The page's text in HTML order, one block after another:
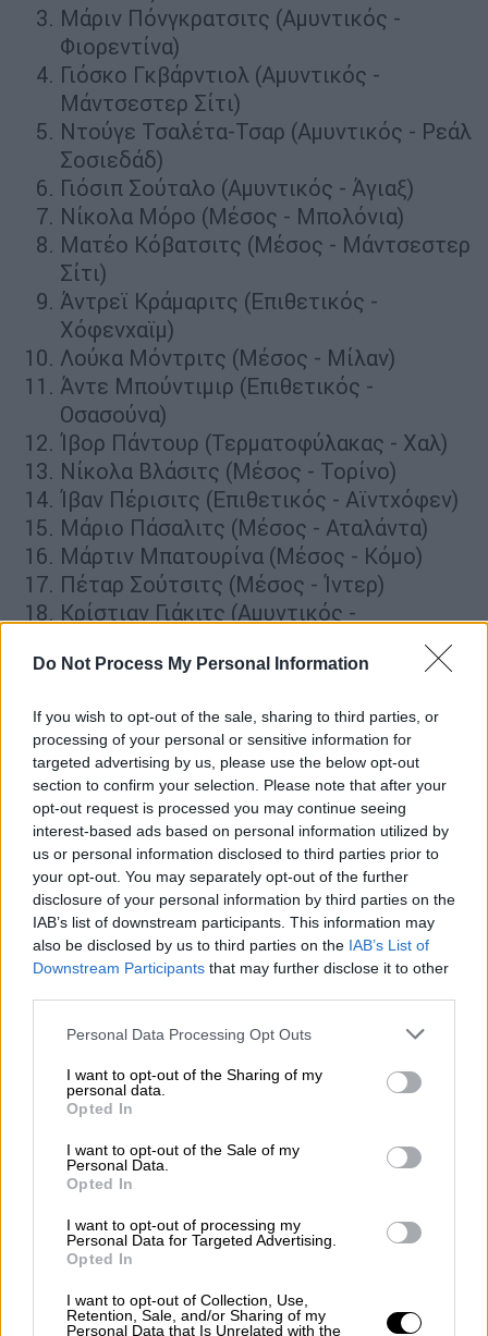
Do Not Process My Personal Information
If you wish to opt-out of the sale, sharing to third parties, or
processing of your personal or sensitive information for
targeted advertising by us, please use the below opt-out
section to confirm your selection. Please note that after your
opt-out request is processed you may continue seeing
interest-based ads based on personal information utilized by
us or personal information disclosed to third parties prior to
your opt-out. You may separately opt-out of the further
disclosure of your personal information by third parties on the
IAB’s list of downstream participants. This information may
also be disclosed by us to third parties on the IAB’s List of
Downstream Participants that may further disclose it to other
Please note that this website/app uses one or more Google
not limited to your visit or usage behaviour. You may click to
grant or deny consent to Google and its third-party tags to
use your data for below specified purposes in below Google
consent section.
Personal Data Processing Opt Outs
I want to opt-out of the Sharing of my
personal data.
Opted In
I want to opt-out of the Sale of my
Personal Data.
Opted In
I want to opt-out of processing my
Personal Data for Targeted Advertising.
Opted In
I want to opt-out of Collection, Use,
Retention, Sale, and/or Sharing of my
Personal Data that Is Unrelated with the
Μάριν Πόνγκρατσιτς (Αμυντικός -
Φιορεντίνα)
Γιόσκο Γκβάρντιολ (Αμυντικός -
Μάντσεστερ Σίτι)
Ντούγε Τσαλέτα-Τσαρ (Αμυντικός - Ρεάλ
Σοσιεδάδ)
Γιόσιπ Σούταλο (Αμυντικός - Άγιαξ)
Νίκολα Μόρο (Μέσος - Μπολόνια)
Ματέο Κόβατσιτς (Μέσος - Μάντσεστερ
Σίτι)
Άντρεϊ Κράμαριτς (Επιθετικός -
Χόφενχαϊμ)
Λούκα Μόντριτς (Μέσος - Μίλαν)
Άντε Μπούντιμιρ (Επιθετικός -
Οσασούνα)
Ίβορ Πάντουρ (Τερματοφύλακας - Χαλ)
Νίκολα Βλάσιτς (Μέσος - Τορίνο)
Ίβαν Πέρισιτς (Επιθετικός - Αϊντχόφεν)
Μάριο Πάσαλιτς (Μέσος - Αταλάντα)
Μάρτιν Μπατουρίνα (Μέσος - Κόμο)
Πέταρ Σούτσιτς (Μέσος - Ίντερ)
Κρίστιαν Γιάκιτς (Αμυντικός -
Τόνι Φρουκ (Μέσος - Ριέκα)
Φράιμπουργκ)
Λούκα Σούτσιτς (Μέσος - Ρεάλ
Σοσιεδάδ)
Λούκα Βούσκοβιτς (Αμυντικός -
Αμβούργο)
Ντόμινικ Κοτάρσκι (Τερματοφύλακας -
Κοπεγχάγη)
Μάρκο Πάσαλιτς (Επιθετικός - Ορλάντο
Σίτι)
Μάρτιν Έρλιτς (Αμυντικός - Μίντιλαντ)
Πέταρ Μούσα (Επιθετικός - Ντάλας)